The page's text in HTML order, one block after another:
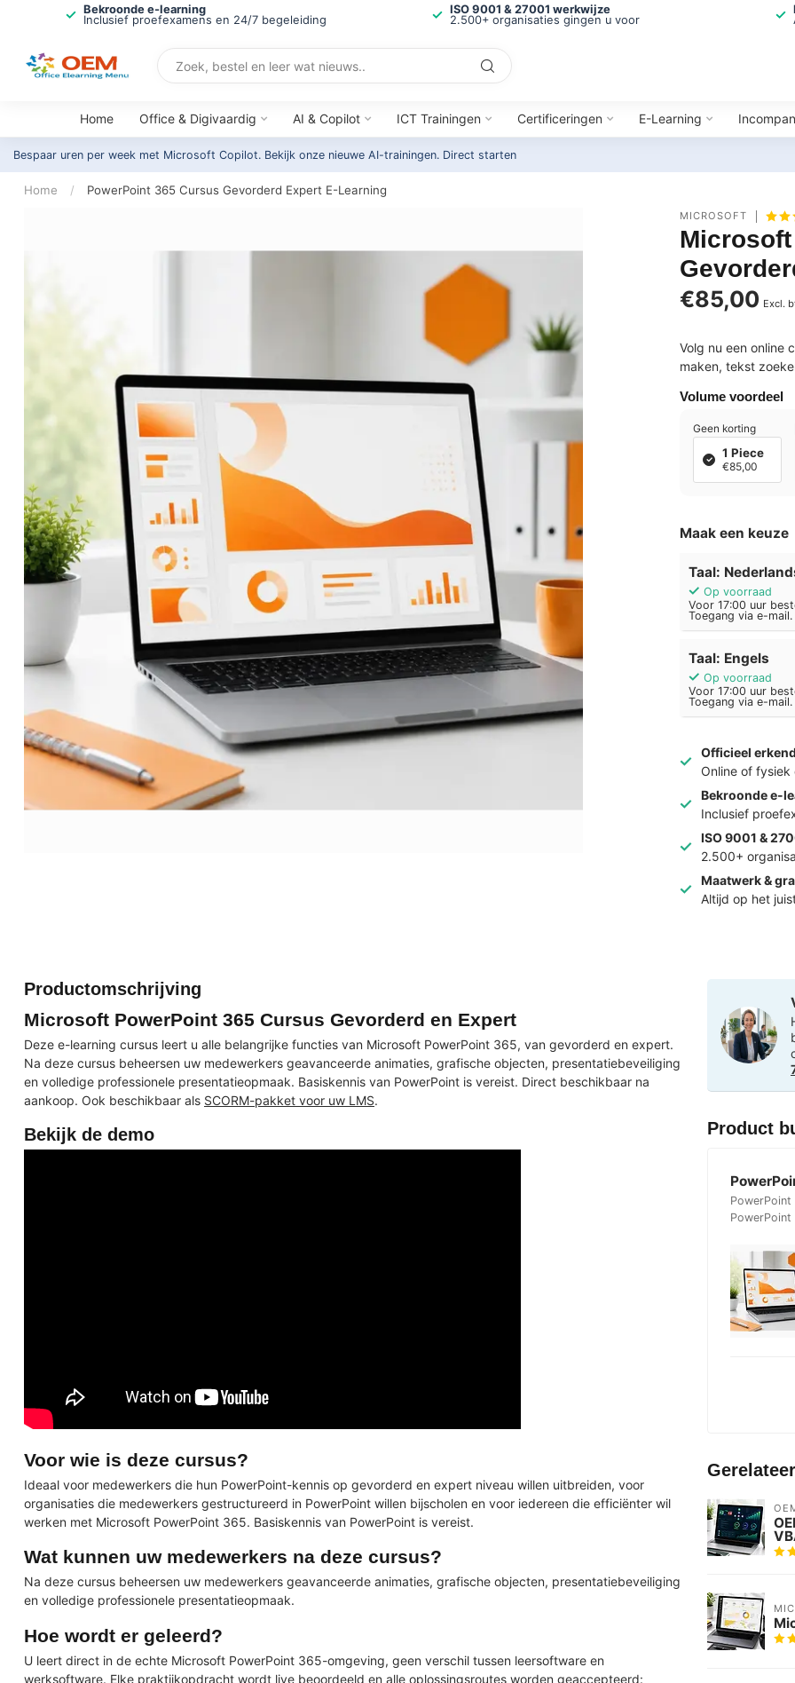
Bekroonde e-learning
Inclusief proefexamens en 24/7 begeleiding
ISO 9001 & 27001 werkwijze
2.500+ organisaties gingen u voor
Home Office & Digivaardig AI & Copilot ICT Trainingen Certificeringen E-Learning
Bespaar uren per week met Microsoft Copilot. Bekijk onze nieuwe AI-trainingen. Direct starten
Home / PowerPoint 365 Cursus Gevorderd Expert E-Learning
MICROSOFT
€85,00 Excl.
Volg nu een online
maken, tekst
Volume voordeel
Geen korting
1 Piece
€85,00
Maak een keuze
Taal:
Op voorraad
Voor 17:00 uur
Toegang via e-mail.
Taal: Engels
Op voorraad
Voor 17:00 uur
Toegang via e-mail.
Officieel
Online of fysiek
Bekroonde e-
Inclusief
ISO 9001 &
2.500+
Maatwerk &
Altijd op het
Productomschrijving
Microsoft PowerPoint 365 Cursus Gevorderd en Expert
Deze e-learning cursus leert u alle belangrijke functies van Microsoft PowerPoint 365, van gevorderd en expert.
Na deze cursus beheersen uw medewerkers geavanceerde animaties, grafische objecten, presentatiebeveiliging
en volledige professionele presentatieopmaak. Basiskennis van PowerPoint is vereist. Direct beschikbaar na
aankoop. Ook beschikbaar als SCORM-pakket voor uw LMS.
Bekijk de demo
Voor wie is deze cursus?
Ideaal voor medewerkers die hun PowerPoint-kennis op gevorderd en expert niveau willen uitbreiden, voor
organisaties die medewerkers gestructureerd in PowerPoint willen bijscholen en voor iedereen die efficiënter wil
werken met Microsoft PowerPoint 365. Basiskennis van PowerPoint is vereist.
Wat kunnen uw medewerkers na deze cursus?
Na deze cursus beheersen uw medewerkers geavanceerde animaties, grafische objecten, presentatiebeveiliging
en volledige professionele presentatieopmaak.
Hoe wordt er geleerd?
U leert direct in de echte Microsoft PowerPoint 365-omgeving, geen verschil tussen leersoftware en
werksoftware. Elke praktijkopdracht wordt live beoordeeld en alle oplossingsroutes worden geaccepteerd:
Product